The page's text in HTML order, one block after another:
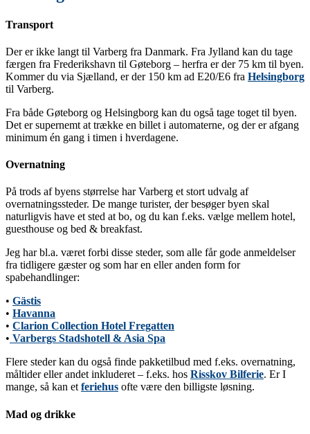
Transport
Der er ikke langt til Varberg fra Danmark. Fra Jylland kan du tage
færgen fra Frederikshavn til Gøteborg – herfra er der 75 km til byen.
Kommer du via Sjælland, er der 150 km ad E20/E6 fra Helsingborg
til Varberg.
Fra både Gøteborg og Helsingborg kan du også tage toget til byen.
Det er supernemt at trække en billet i automaterne, og der er afgang
minimum én gang i timen i hverdagene.
Overnatning
På trods af byens størrelse har Varberg et stort udvalg af
overnatningssteder. De mange turister, der besøger byen skal
naturligvis have et sted at bo, og du kan f.eks. vælge mellem hotel,
guesthouse og bed & breakfast.
Jeg har bl.a. været forbi disse steder, som alle får gode anmeldelser
fra tidligere gæster og som har en eller anden form for
spabehandlinger:
• Gästis
• Havanna
• Clarion Collection Hotel Fregatten
• Varbergs Stadshotell & Asia Spa
Flere steder kan du også finde pakketilbud med f.eks. overnatning,
måltider eller andet inkluderet – f.eks. hos Risskov Bilferie. Er I
mange, så kan etferiehus ofte være den billigste løsning.
Mad og drikke